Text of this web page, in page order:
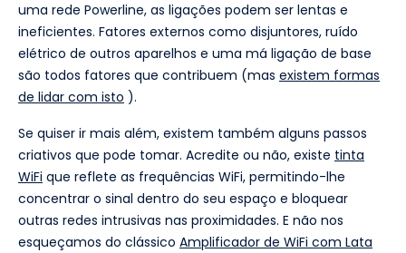
uma rede Powerline, as ligações podem ser lentas e
ineficientes. Fatores externos como disjuntores, ruído
elétrico de outros aparelhos e uma má ligação de base
são todos fatores que contribuem (mas existem formas
de lidar com isto ).
Se quiser ir mais além, existem também alguns passos
criativos que pode tomar. Acredite ou não, existe tinta
WiFi que reflete as frequências WiFi, permitindo-lhe
concentrar o sinal dentro do seu espaço e bloquear
outras redes intrusivas nas proximidades. E não nos
esqueçamos do clássico Amplificador de WiFi com Lata